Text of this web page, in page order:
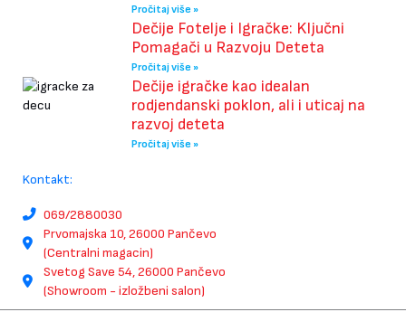
Pročitaj više »
Dečije Fotelje i Igračke: Ključni
Pomagači u Razvoju Deteta
Pročitaj više »
Dečije igračke kao idealan
rodjendanski poklon, ali i uticaj na
razvoj deteta
Pročitaj više »
Kontakt:
069/2880030
Prvomajska 10, 26000 Pančevo
(Centralni magacin)
Svetog Save 54, 26000 Pančevo
(Showroom - izložbeni salon)